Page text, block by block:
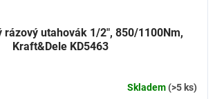
rázový utahovák 1/2", 850/1100Nm,
Kraft&Dele KD5463
Skladem(>5 ks)